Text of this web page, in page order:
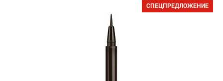
СПЕЦПРЕДЛОЖЕНИЕ